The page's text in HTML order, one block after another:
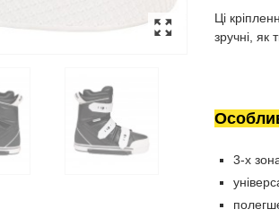
Ці
зручні, як
3-х